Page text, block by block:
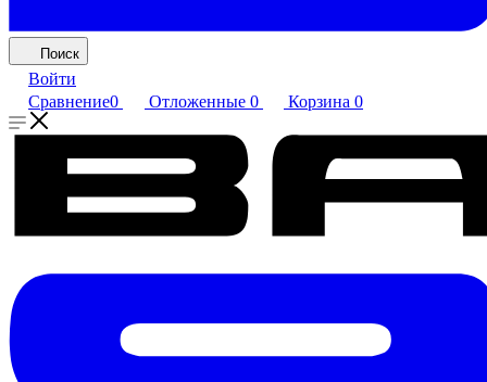
Поиск
Войти
Сравнение0 Отложенные 0 Корзина 0